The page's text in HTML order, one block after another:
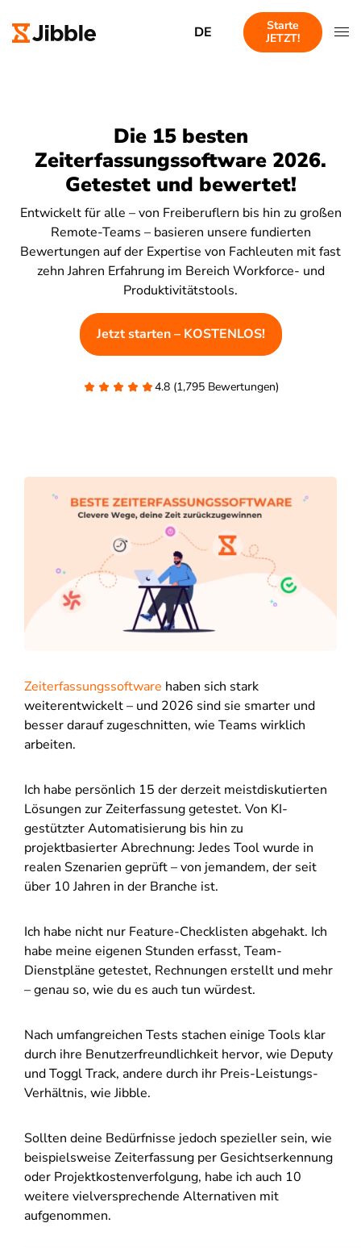
DE
Starte
JETZT!
Die 15 besten
Zeiterfassungssoftware 2026.
Getestet und bewertet!
Entwickelt für alle – von Freiberuflern bis hin zu großen
Remote-Teams – basieren unsere fundierten
Bewertungen auf der Expertise von Fachleuten mit fast
zehn Jahren Erfahrung im Bereich Workforce- und
Produktivitätstools.
Jetzt starten – KOSTENLOS!
4.8 (1,795 Bewertungen)
Zeiterfassungssoftware haben sich stark
weiterentwickelt – und 2026 sind sie smarter und
besser darauf zugeschnitten, wie Teams wirklich
arbeiten.
Ich habe persönlich 15 der derzeit meistdiskutierten
Lösungen zur Zeiterfassung getestet. Von KI-
gestützter Automatisierung bis hin zu
projektbasierter Abrechnung: Jedes Tool wurde in
realen Szenarien geprüft – von jemandem, der seit
über 10 Jahren in der Branche ist.
Ich habe nicht nur Feature-Checklisten abgehakt. Ich
habe meine eigenen Stunden erfasst, Team-
Dienstpläne getestet, Rechnungen erstellt und mehr
– genau so, wie du es auch tun würdest.
Nach umfangreichen Tests stachen einige Tools klar
durch ihre Benutzerfreundlichkeit hervor, wie Deputy
und Toggl Track, andere durch ihr Preis-Leistungs-
Verhältnis, wie Jibble.
Sollten deine Bedürfnisse jedoch spezieller sein, wie
beispielsweise Zeiterfassung per Gesichtserkennung
oder Projektkostenverfolgung, habe ich auch 10
weitere vielversprechende Alternativen mit
aufgenommen.